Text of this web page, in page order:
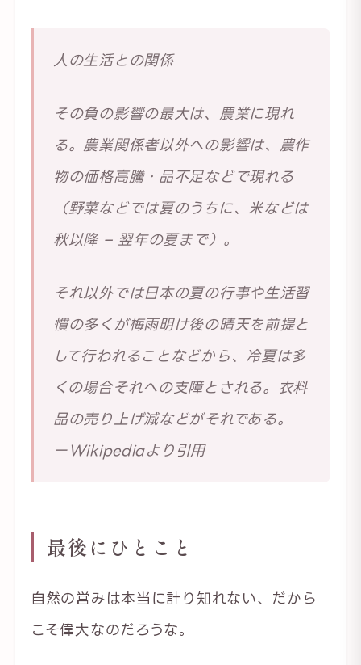
人の生活との関係
その負の影響の最大は、農業に現れ
る。農業関係者以外への影響は、農作
物の価格高騰・品不足などで現れる
（野菜などでは夏のうちに、米などは
秋以降 – 翌年の夏まで）。
それ以外では日本の夏の行事や生活習
慣の多くが梅雨明け後の晴天を前提と
して行われることなどから、冷夏は多
くの場合それへの支障とされる。衣料
品の売り上げ減などがそれである。
ーWikipediaより引用
最後にひとこと
自然の営みは本当に計り知れない、だから
こそ偉大なのだろうな。